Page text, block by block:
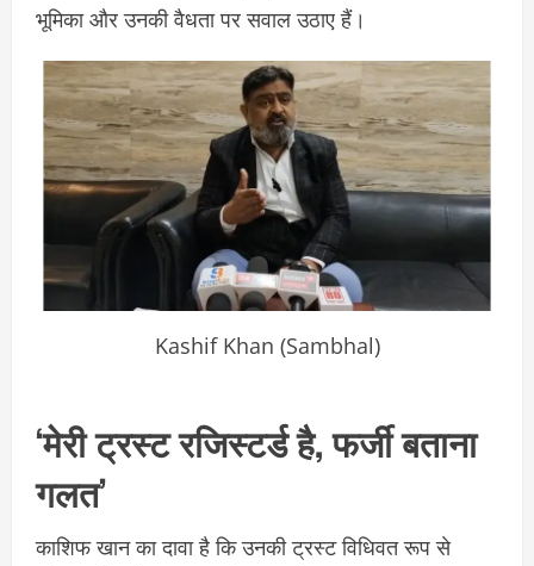
भूमिका और उनकी वैधता पर सवाल उठाए हैं।
Kashif Khan (Sambhal)
‘मेरी ट्रस्ट रजिस्टर्ड है, फर्जी बताना
गलत’
काशिफ खान का दावा है कि उनकी ट्रस्ट विधिवत रूप से